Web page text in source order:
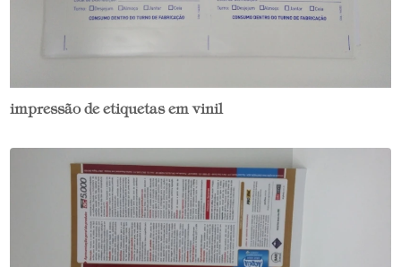
impressão de etiquetas em vinil